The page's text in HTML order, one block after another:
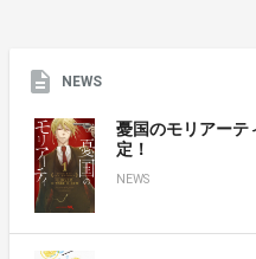
NEWS
憂国のモリアー
定！
NEWS